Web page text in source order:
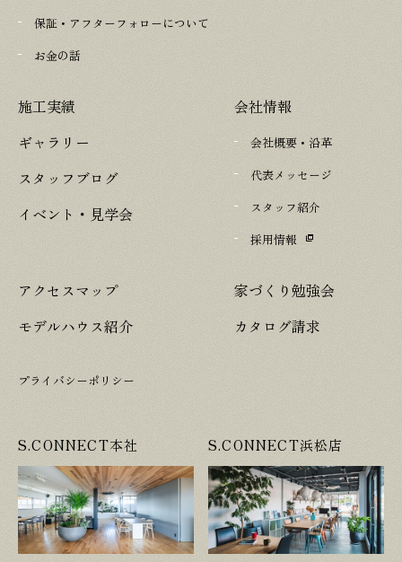
保証・アフターフォローについて
お金の話
施工実績
ギャラリー
スタッフブログ
イベント・見学会
会社情報
会社概要・沿革
代表メッセージ
スタッフ紹介
採用情報
アクセスマップ
モデルハウス紹介
家づくり勉強会
カタログ請求
プライバシーポリシー
S.CONNECT本社 S.CONNECT浜松店